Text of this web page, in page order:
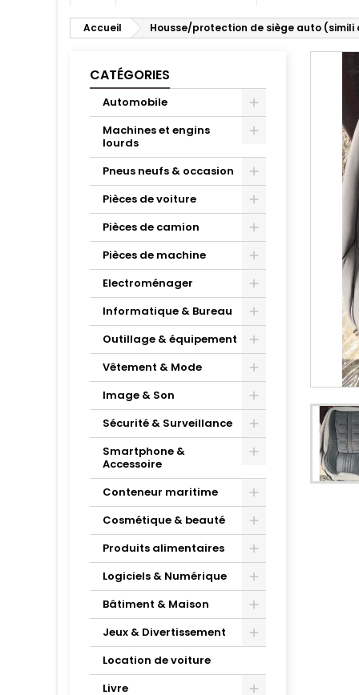
Accueil Housse/protection de siège auto (simili
CATÉGORIES
Automobile
Machines et engins
lourds
Pneus neufs & occasion
Pièces de voiture
Pièces de camion
Pièces de machine
Electroménager
Informatique & Bureau
Outillage & équipement
Vêtement & Mode
Image & Son
Sécurité & Surveillance
Smartphone &
Accessoire
Conteneur maritime
Cosmétique & beauté
Produits alimentaires
Logiciels & Numérique
Bâtiment & Maison
Jeux & Divertissement
Location de voiture
Livre